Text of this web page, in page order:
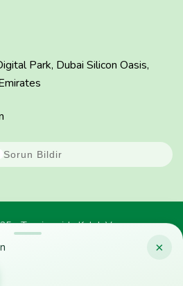
×
Park, Dubai Silicon Oasis,
Sorun Bildir
- Tavsiyemiz'e Kulak Ver